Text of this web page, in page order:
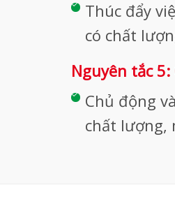
Thúc đẩy
có chất
Nguyên tắc
Chủ động
chất lượng,